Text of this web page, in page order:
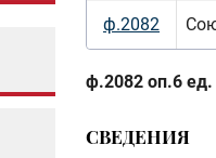
ф.2082
ф.2082 оп.6 ед.
СВЕДЕНИЯ